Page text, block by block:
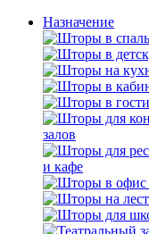
Назначение
залов
и кафе